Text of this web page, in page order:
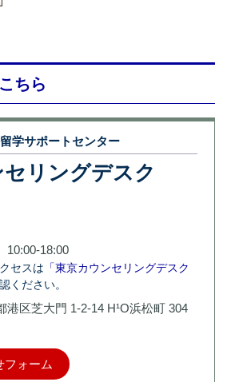
ちら
学サポートセンター
リングデスク
18:00
セスは 「東京カウンセリングデスク
ください。
区芝大門 1-2-14 H¹O浜松町 304
フォーム